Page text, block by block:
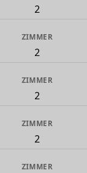
2
ZIMMER
2
ZIMMER
2
ZIMMER
2
ZIMMER